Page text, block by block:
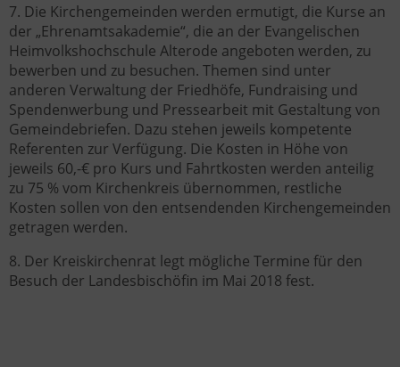
7. Die Kirchengemeinden werden ermutigt, die Kurse an
der „Ehrenamtsakademie“, die an der Evangelischen
Heimvolkshochschule Alterode angeboten werden, zu
bewerben und zu besuchen. Themen sind unter
anderen Verwaltung der Friedhöfe, Fundraising und
Spendenwerbung und Pressearbeit mit Gestaltung von
Gemeindebriefen. Dazu stehen jeweils kompetente
Referenten zur Verfügung. Die Kosten in Höhe von
jeweils 60,-€ pro Kurs und Fahrtkosten werden anteilig
zu 75 % vom Kirchenkreis übernommen, restliche
Kosten sollen von den entsendenden Kirchengemeinden
getragen werden.
8. Der Kreiskirchenrat legt mögliche Termine für den
Besuch der Landesbischöfin im Mai 2018 fest.